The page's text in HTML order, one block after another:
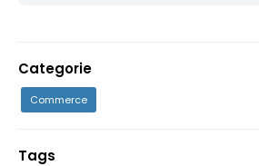
Categorie
Commerce
Tags